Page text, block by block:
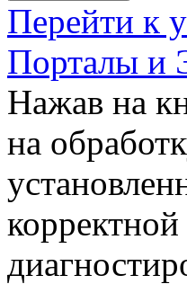
Перейти к
Порталы и
Нажав на
на